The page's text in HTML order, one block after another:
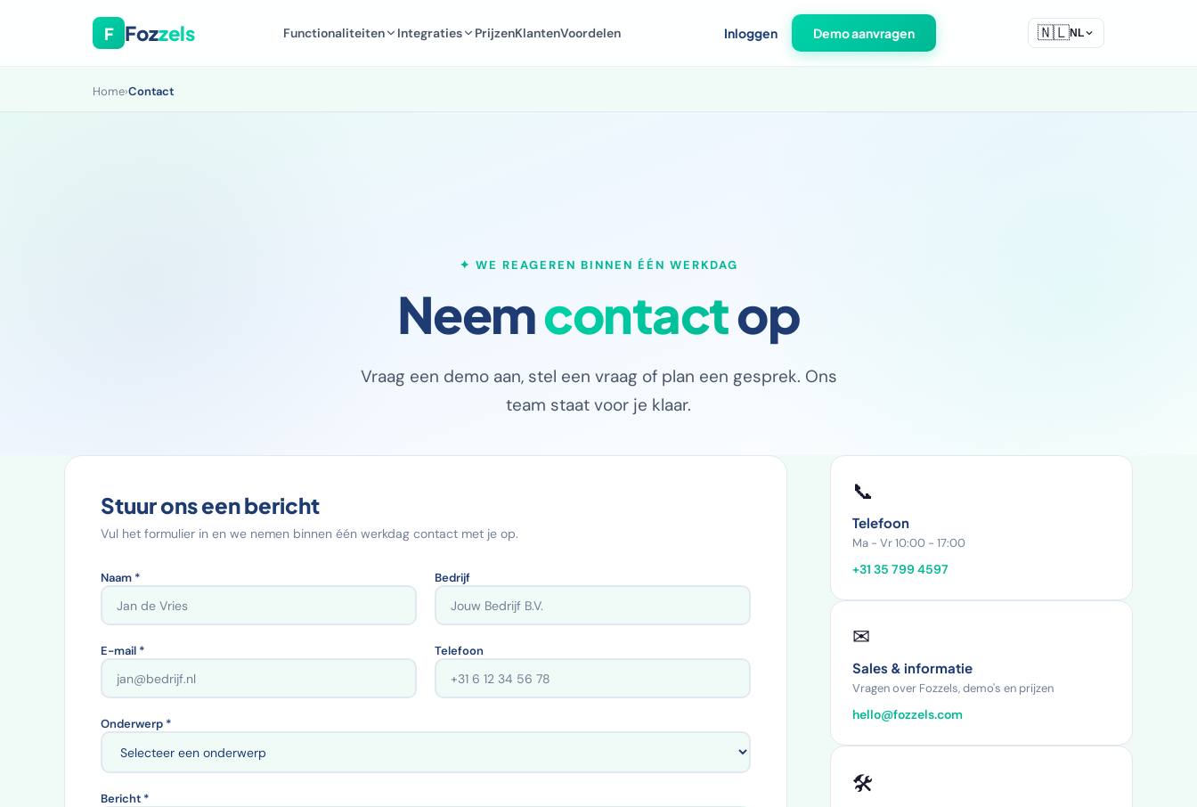
F Fozzels Functionaliteiten Integraties PrijzenKlantenVoordelen Inloggen Demo aanvragen 🇳🇱NL
Home›Contact
✦ WE REAGEREN BINNEN ÉÉN WERKDAG
Neemcontactop
Vraag een demo aan, stel een vraag of plan een gesprek. Ons
team staat voor je klaar.
Stuur ons een bericht
Vul het formulier in en we nemen binnen één werkdag contact met je op.
Naam * Bedrijf
E-mail * Telefoon
Onderwerp *
Bericht *
📞
Telefoon
Ma - Vr 10:00 - 17:00
+31 35 799 4597
✉
Sales & informatie
Vragen over Fozzels, demo's en prijzen
hello@fozzels.com
🛠